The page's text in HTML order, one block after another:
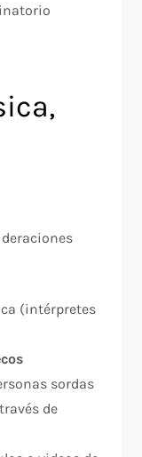
(intérpretes
sordas
de